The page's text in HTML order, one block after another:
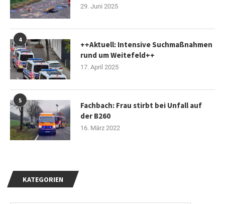
KATEGORIEN
29. Juni 2025
4
++Aktuell: Intensive Suchmaßnahmen
rund um Weitefeld++
17. April 2025
5
Fachbach: Frau stirbt bei Unfall auf
der B260
16. März 2022